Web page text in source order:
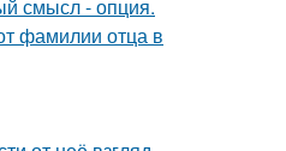
смысл - опция.
фамилии отца в